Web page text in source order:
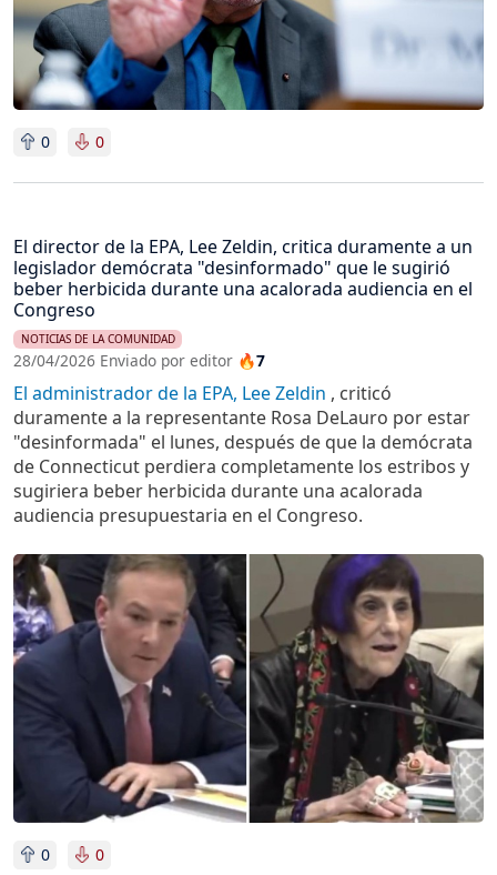
0 0
El director de la EPA, Lee Zeldin, critica duramente a un
legislador demócrata "desinformado" que le sugirió
beber herbicida durante una acalorada audiencia en el
Congreso
NOTICIAS DE LA COMUNIDAD
28/04/2026 Enviado por editor 🔥7
El administrador de la EPA, Lee Zeldin , criticó
duramente a la representante Rosa DeLauro por estar
"desinformada" el lunes, después de que la demócrata
de Connecticut perdiera completamente los estribos y
sugiriera beber herbicida durante una acalorada
audiencia presupuestaria en el Congreso.
Imagen
0 0